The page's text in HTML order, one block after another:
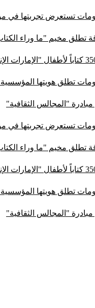
تستعرض تجربتها في
تطلق مخيم "ما وراء
تطلق هويتها المؤسسية
"المجالس الثقافية"
تستعرض تجربتها في
تطلق مخيم "ما وراء
تطلق هويتها المؤسسية
"المجالس الثقافية"